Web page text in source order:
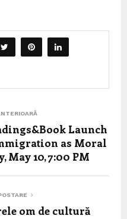
Launch
as Moral
May 10, 7:00 PM
om de cultură